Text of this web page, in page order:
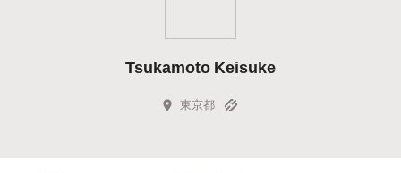
Tsukamoto Keisuke
東京都